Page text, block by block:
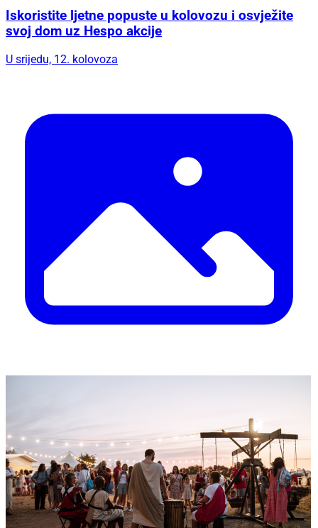
Iskoristite ljetne popuste u kolovozu i osvježite
svoj dom uz Hespo akcije
U srijedu, 12. kolovoza